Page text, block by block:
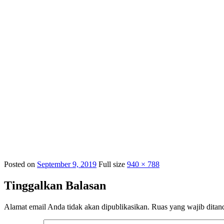
Posted on September 9, 2019 Full size 940 × 788
Tinggalkan Balasan
Alamat email Anda tidak akan dipublikasikan. Ruas yang wajib